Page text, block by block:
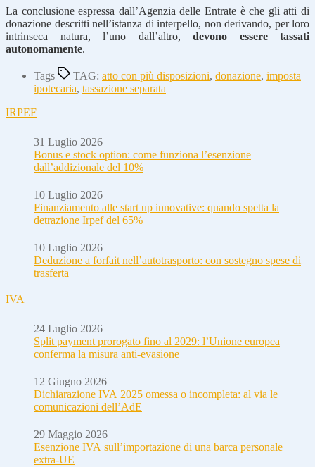
La conclusione espressa dall’Agenzia delle Entrate è che gli atti di
donazione descritti nell’istanza di interpello, non derivando, per loro
intrinseca natura, l’uno dall’altro, devono essere tassati
autonomamente.
Tags TAG: atto con più disposizioni, donazione, imposta
ipotecaria, tassazione separata
IRPEF
31 Luglio 2026
Bonus e stock option: come funziona l’esenzione
dall’addizionale del 10%
10 Luglio 2026
Finanziamento alle start up innovative: quando spetta la
detrazione Irpef del 65%
10 Luglio 2026
Deduzione a forfait nell’autotrasporto: con sostegno spese di
trasferta
IVA
24 Luglio 2026
Split payment prorogato fino al 2029: l’Unione europea
conferma la misura anti-evasione
12 Giugno 2026
Dichiarazione IVA 2025 omessa o incompleta: al via le
comunicazioni dell’AdE
29 Maggio 2026
Esenzione IVA sull’importazione di una barca personale
extra-UE